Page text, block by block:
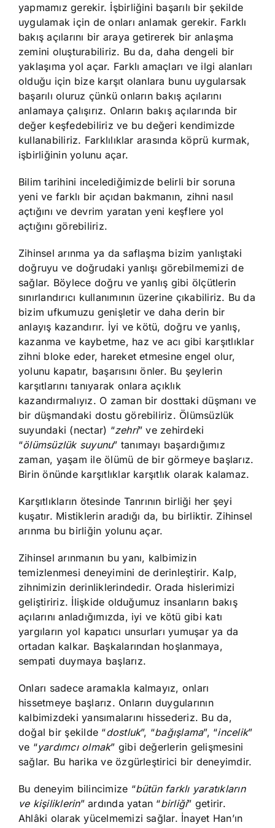
yapmamız gerekir. İşbirliğini başarılı bir şekilde
uygulamak için de onları anlamak gerekir. Farklı
bakış açılarını bir araya getirerek bir anlaşma
zemini oluşturabiliriz. Bu da, daha dengeli bir
yaklaşıma yol açar. Farklı amaçları ve ilgi alanları
olduğu için bize karşıt olanlara bunu uygularsak
başarılı oluruz çünkü onların bakış açılarını
anlamaya çalışırız. Onların bakış açılarında bir
değer keşfedebiliriz ve bu değeri kendimizde
kullanabiliriz. Farklılıklar arasında köprü kurmak,
işbirliğinin yolunu açar.
Bilim tarihini incelediğimizde belirli bir soruna
yeni ve farklı bir açıdan bakmanın, zihni nasıl
açtığını ve devrim yaratan yeni keşflere yol
açtığını görebiliriz.
Zihinsel arınma ya da saflaşma bizim yanlıştaki
doğruyu ve doğrudaki yanlışı görebilmemizi de
sağlar. Böylece doğru ve yanlış gibi ölçütlerin
sınırlandırıcı kullanımının üzerine çıkabiliriz. Bu da
bizim ufkumuzu genişletir ve daha derin bir
anlayış kazandırır. İyi ve kötü, doğru ve yanlış,
kazanma ve kaybetme, haz ve acı gibi karşıtlıklar
zihni bloke eder, hareket etmesine engel olur,
yolunu kapatır, başarısını önler. Bu şeylerin
karşıtlarını tanıyarak onlara açıklık
kazandırmalıyız. O zaman bir dosttaki düşmanı ve
bir düşmandaki dostu görebiliriz. Ölümsüzlük
suyundaki (nectar) “zehri” ve zehirdeki
“ölümsüzlük suyunu” tanımayı başardığımız
zaman, yaşam ile ölümü de bir görmeye başlarız.
Birin önünde karşıtlıklar karşıtlık olarak kalamaz.
Karşıtlıkların ötesinde Tanrının birliği her şeyi
kuşatır. Mistiklerin aradığı da, bu birliktir. Zihinsel
arınma bu birliğin yolunu açar.
Zihinsel arınmanın bu yanı, kalbimizin
temizlenmesi deneyimini de derinleştirir. Kalp,
zihnimizin derinliklerindedir. Orada hislerimizi
geliştiririz. İlişkide olduğumuz insanların bakış
açılarını anladığımızda, iyi ve kötü gibi katı
yargıların yol kapatıcı unsurları yumuşar ya da
ortadan kalkar. Başkalarından hoşlanmaya,
sempati duymaya başlarız.
Onları sadece aramakla kalmayız, onları
hissetmeye başlarız. Onların duygularının
kalbimizdeki yansımalarını hissederiz. Bu da,
doğal bir şekilde “dostluk”, “bağışlama”, “incelik”
ve “yardımcı olmak” gibi değerlerin gelişmesini
sağlar. Bu harika ve özgürleştirici bir deneyimdir.
Bu deneyim bilincimize “bütün farklı yaratıkların
ve kişiliklerin” ardında yatan “birliği” getirir.
Ahlâki olarak yücelmemizi sağlar. İnayet Han’ın